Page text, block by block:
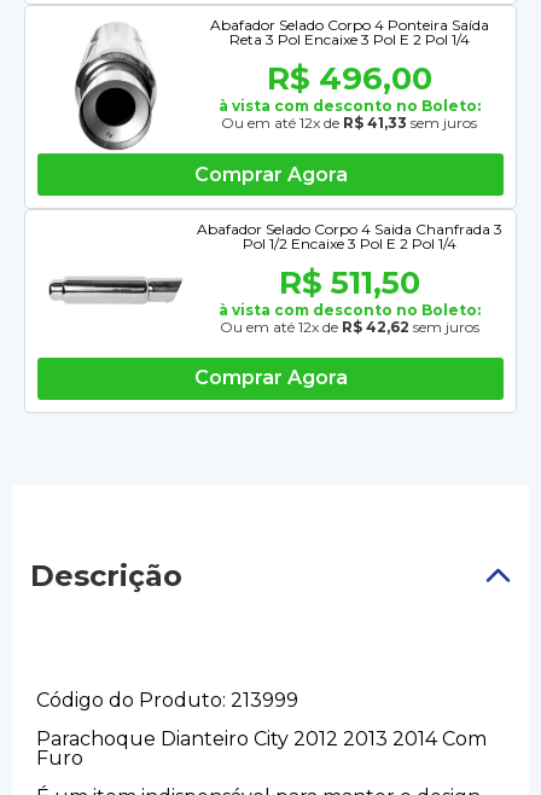
Abafador Selado Corpo 4 Ponteira Saída
Reta 3 Pol Encaixe 3 Pol E 2 Pol 1/4
R$ 496,00
à vista com desconto no Boleto:
Ou em até 12x de R$ 41,33 sem juros
Comprar Agora
Abafador Selado Corpo 4 Saida Chanfrada 3
Pol 1/2 Encaixe 3 Pol E 2 Pol 1/4
R$ 511,50
à vista com desconto no Boleto:
Ou em até 12x de R$ 42,62 sem juros
Comprar Agora
Descrição
Código do Produto: 213999
Parachoque Dianteiro City 2012 2013 2014 Com
Furo